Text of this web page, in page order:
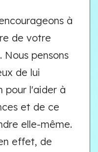
à
de votre
Nous pensons
de lui
pour l'aider à
et de ce
elle-même.
effet, de